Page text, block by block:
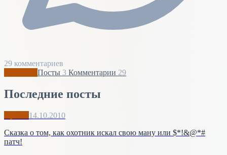
29 комментариев
Посты 3 Комментарии 29
Последние посты
14.10.2010
Сказка о том, как охотник искал свою ману или $*!&@*#
патч!